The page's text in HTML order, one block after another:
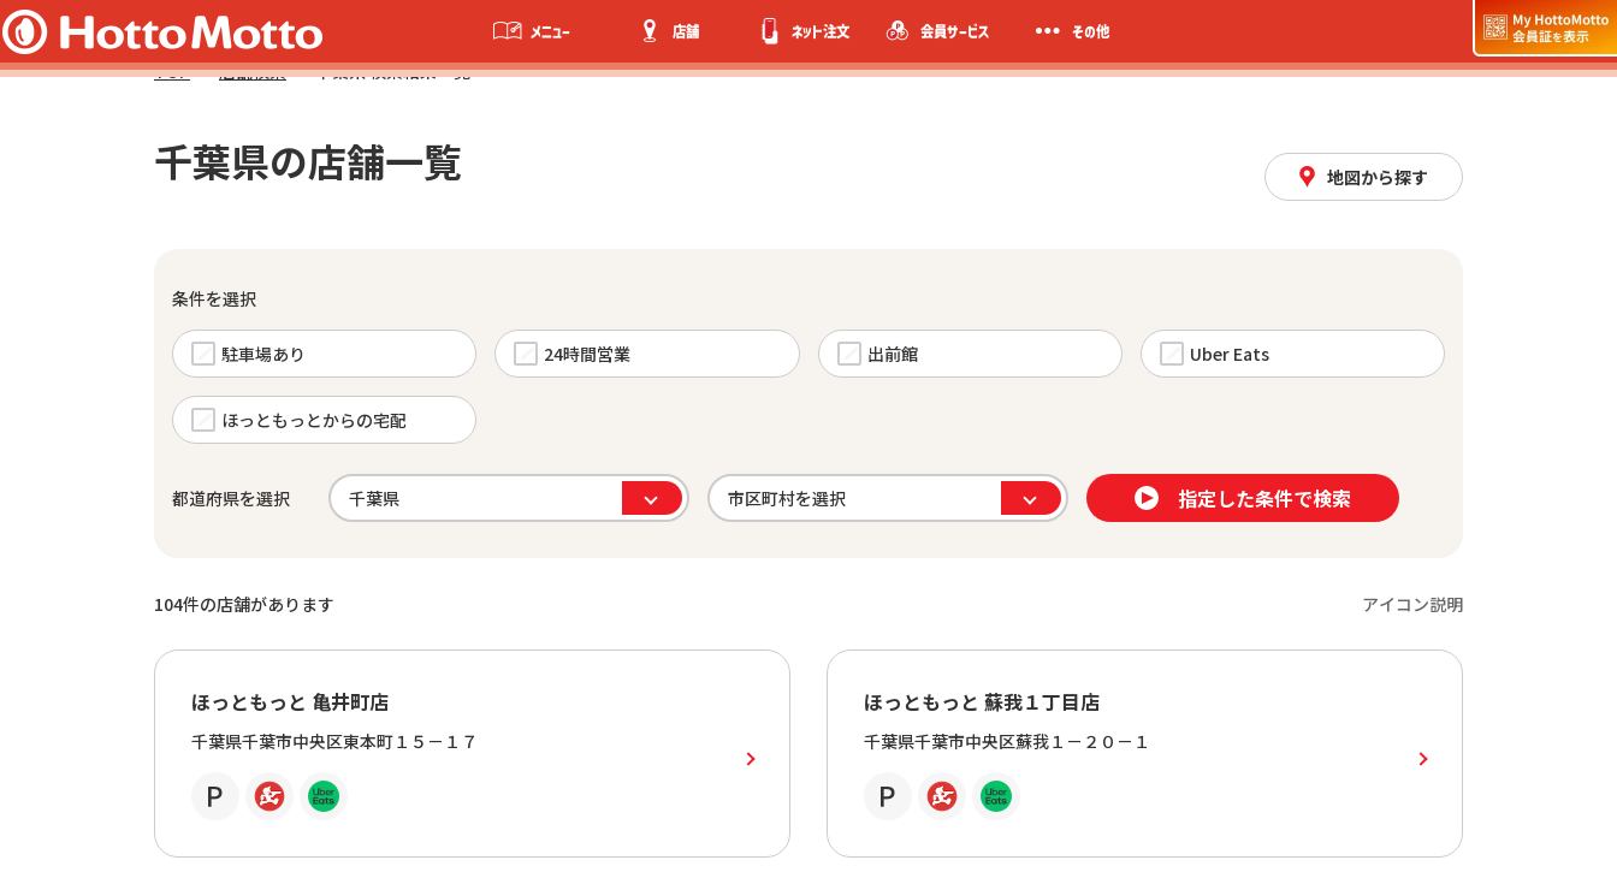
メニュー 店舗 ネット注文 会員サービス その他
TOP 店舗検索 千葉県 検索結果一覧
千葉県の店舗一覧 地図から探す
条件を選択
駐車場あり 24時間営業 出前館 Uber Eats
ほっともっとからの宅配
都道府県を選択 指定した条件で検索
104件の店舗があります アイコン説明
ほっともっと 亀井町店
千葉県千葉市中央区東本町１５－１７
ほっともっと 蘇我１丁目店
千葉県千葉市中央区蘇我１－２０－１